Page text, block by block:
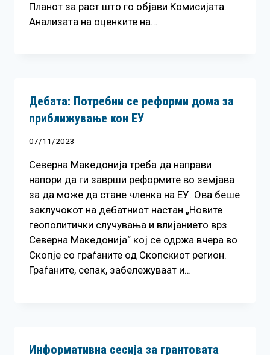
Планот за раст што го објави Комисијата.
Анализата на оценките на…
Дебата: Потребни се реформи дома за
приближување кон ЕУ
07/11/2023
Северна Македонија треба да направи
напори да ги заврши реформите во земјава
за да може да стане членка на ЕУ. Ова беше
заклучокот на дебатниот настан „Новите
геополитички случувања и влијанието врз
Северна Македонија“ кој се одржа вчера во
Скопје со граѓаните од Скопскиот регион.
Граѓаните, сепак, забележуваат и…
Информативна сесија за грантовата